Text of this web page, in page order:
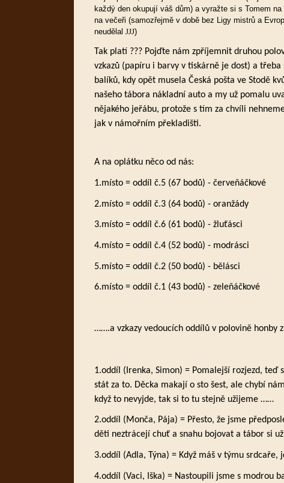
každý den okupují váš dům) a vyražte si s Tomem
na večeři (samozřejmě v době bez Ligy mistrů a
neudělal JJJ)
Tak platí ??? Pojďte nám zpříjemnit druhou
vzkazů (papíru i barvy v tiskárně je dost) a třeba
balíků, kdy opět musela Česká pošta ve Stodě
našeho tábora nákladní auto a my už pomalu
nějakého jeřábu, protože s tím za chvíli
jak v námořním překladišti.
A na oplátku něco od nás:
1.místo = oddíl č.5 (67 bodů) - červeňáčkové
2.místo = oddíl č.3 (64 bodů) - oranžády
3.místo = oddíl č.6 (61 bodů) - žluťásci
4.místo = oddíl č.4 (52 bodů) - modrásci
5.místo = oddíl č.2 (50 bodů) - bělásci
6.místo = oddíl č.1 (43 bodů) - zeleňáčkové
…….a vzkazy vedoucích oddílů v polovině honby
1.oddíl (Irenka, Simon) = Pomalejší rozjezd, teď
stát za to. Děcka makají o sto šest, ale chybí
když to nevyjde, tak si to tu stejně užijeme ……
2.oddíl (Monča, Pája) = Přesto, že jsme
děti neztrácejí chuť a snahu bojovat a tábor si
3.oddíl (Adla, Týna) = Když máš v týmu
4.oddíl (Vaci, Iška) = Nastoupili jsme s modrou